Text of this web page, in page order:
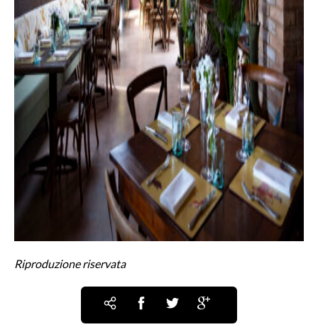
Riproduzione riservata